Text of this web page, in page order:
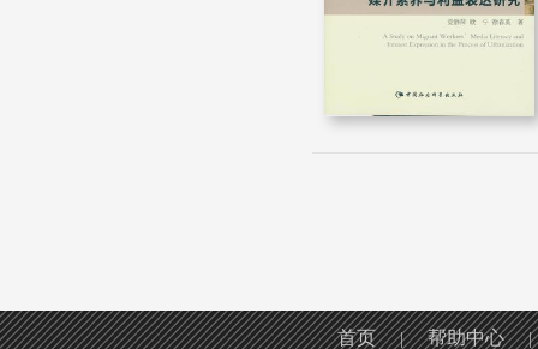
首页 | 帮助中心 |